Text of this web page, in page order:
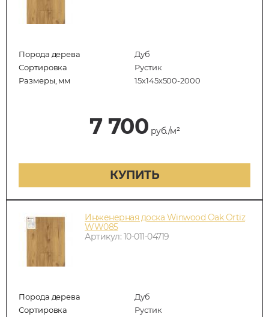
Порода дерева
Дуб
Сортировка
Рустик
Размеры, мм
15х145х500-2000
7 700 руб./м²
КУПИТЬ
Инженерная доска Winwood Oak Ortiz
WW085
Артикул: 10-011-04719
Порода дерева
Дуб
Сортировка
Рустик